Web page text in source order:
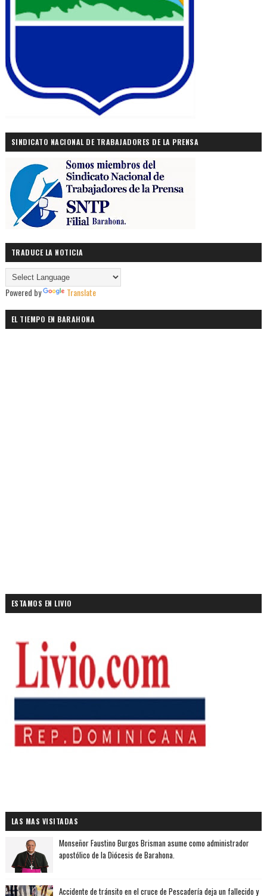
SINDICATO NACIONAL DE TRABAJADORES DE LA PRENSA
TRADUCE LA NOTICIA
Powered by Translate
EL TIEMPO EN BARAHONA
ESTAMOS EN LIVIO
LAS MAS VISITADAS
Monseñor Faustino Burgos Brisman asume como administrador
apostólico de la Diócesis de Barahona.
Accidente de tránsito en el cruce de Pescadería deja un fallecido y